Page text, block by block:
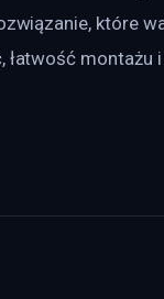
które
łatwość montażu